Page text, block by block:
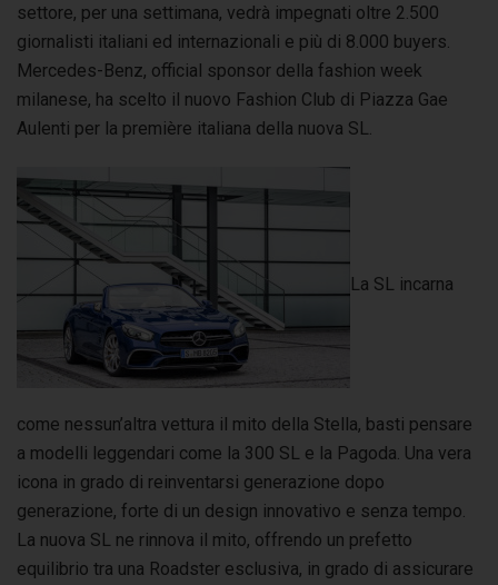
settore, per una settimana, vedrà impegnati oltre 2.500
giornalisti italiani ed internazionali e più di 8.000 buyers.
Mercedes-Benz, official sponsor della fashion week
milanese, ha scelto il nuovo Fashion Club di Piazza Gae
Aulenti per la première italiana della nuova SL.
La SL incarna
come nessun’altra vettura il mito della Stella, basti pensare
a modelli leggendari come la 300 SL e la Pagoda. Una vera
icona in grado di reinventarsi generazione dopo
generazione, forte di un design innovativo e senza tempo.
La nuova SL ne rinnova il mito, offrendo un prefetto
equilibrio tra una Roadster esclusiva, in grado di assicurare